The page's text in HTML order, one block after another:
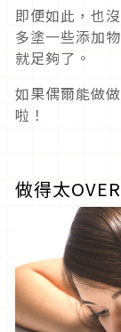
即便如此，也
多塗一些添加
就足夠了。
如果偶爾能做做
啦！
做得太